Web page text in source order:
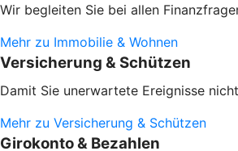
Wir begleiten Sie bei allen
Mehr zu Immobilie & Wohnen
Versicherung & Schützen
Damit Sie unerwartete Ereignisse
Mehr zu Versicherung & Schützen
Girokonto & Bezahlen